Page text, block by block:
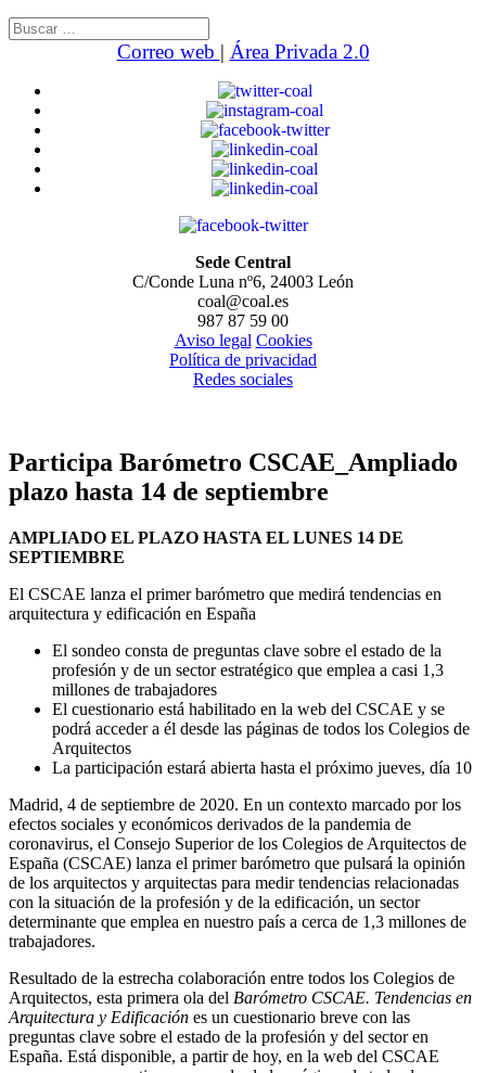
Buscar:
Correo web | Área Privada 2.0
Sede Central
C/Conde Luna nº6, 24003 León
coal@coal.es
987 87 59 00
Aviso legal Cookies
Política de privacidad
Redes sociales
Participa Barómetro CSCAE_Ampliado
plazo hasta 14 de septiembre
AMPLIADO EL PLAZO HASTA EL LUNES 14 DE
SEPTIEMBRE
El CSCAE lanza el primer barómetro que medirá tendencias en
arquitectura y edificación en España
El sondeo consta de preguntas clave sobre el estado de la
profesión y de un sector estratégico que emplea a casi 1,3
millones de trabajadores
El cuestionario está habilitado en la web del CSCAE y se
podrá acceder a él desde las páginas de todos los Colegios de
Arquitectos
La participación estará abierta hasta el próximo jueves, día 10
Madrid, 4 de septiembre de 2020. En un contexto marcado por los
efectos sociales y económicos derivados de la pandemia de
coronavirus, el Consejo Superior de los Colegios de Arquitectos de
España (CSCAE) lanza el primer barómetro que pulsará la opinión
de los arquitectos y arquitectas para medir tendencias relacionadas
con la situación de la profesión y de la edificación, un sector
determinante que emplea en nuestro país a cerca de 1,3 millones de
trabajadores.
Resultado de la estrecha colaboración entre todos los Colegios de
Arquitectos, esta primera ola del Barómetro CSCAE. Tendencias en
Arquitectura y Edificación es un cuestionario breve con las
preguntas clave sobre el estado de la profesión y del sector en
España. Está disponible, a partir de hoy, en la web del CSCAE